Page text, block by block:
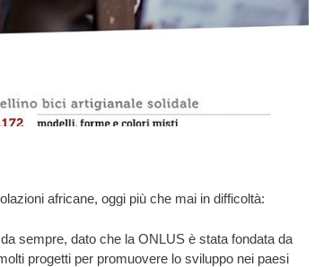
africane, oggi più che mai in difficoltà:
sempre, dato che la ONLUS è stata fondata da
progetti per promuovere lo sviluppo nei paesi